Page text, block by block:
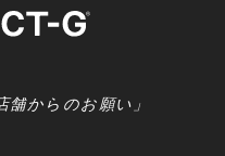
舗からのお願い」